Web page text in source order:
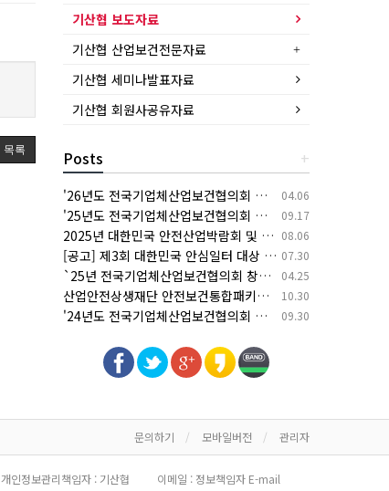
목록
기산협 보도자료
기산협 산업보건전문자료
기산협 세미나발표자료
기산협 회원사공유자료
+
Posts
04.06
'26년도 전국기업체산업보건협의회 춘계 세미나 개최 안내
09.17
'25년도 전국기업체산업보건협의회 추계 세미나 개최 안내
08.06
2025년 대한민국 안전산업박람회 및 한국건설/안전박람회 개최 안내
07.30
[공고] 제3회 대한민국 안심일터 대상 후보자 공모
04.25
`25년 전국기업체산업보건협의회 창립 30주년 기념 춘계 세미나 개최 안내
10.30
산업안전상생재단 안전보건통합패키지 지원사업 안내(상시모집)
09.30
'24년도 전국기업체산업보건협의회 추계 세미나 개최 안내
문의하기 모바일버전 관리자
개인정보관리책임자 : 기산협 이메일 : 정보책임자 E-mail